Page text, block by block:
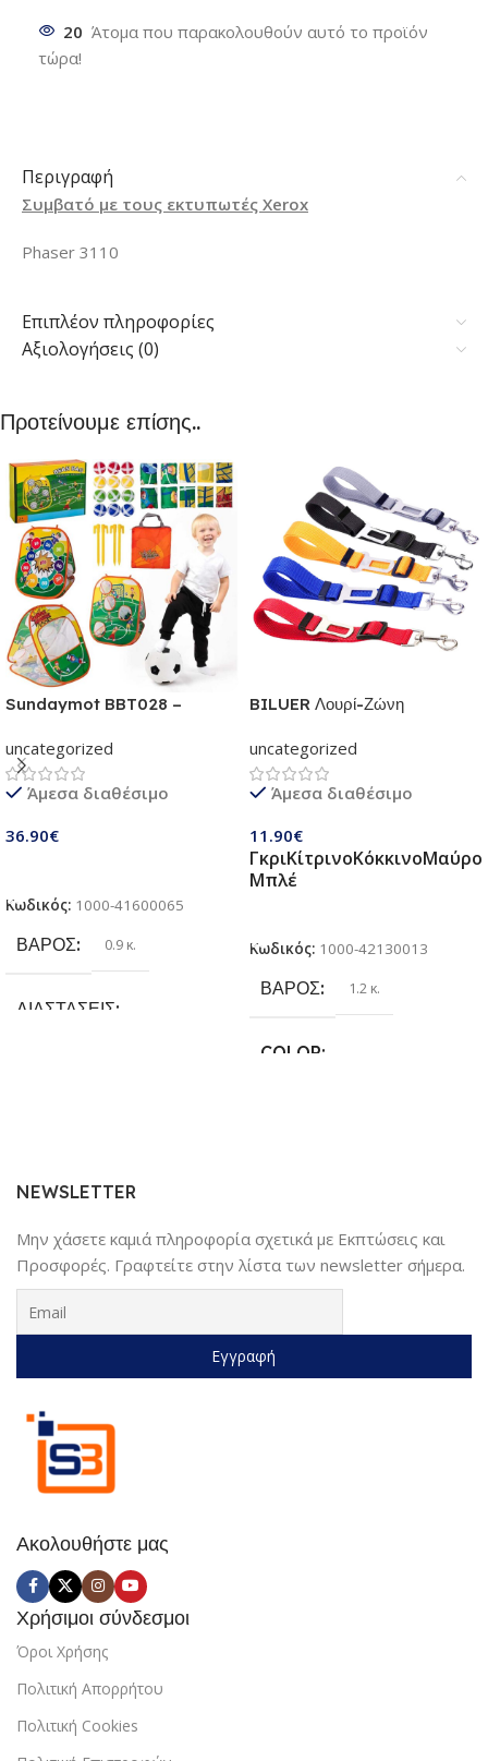
20 Άτομα που παρακολουθούν αυτό το προϊόν
τώρα!
Περιγραφή
Συμβατό με τους εκτυπωτές Xerox
Phaser 3110
Επιπλέον πληροφορίες
Αξιολογήσεις (0)
Προτείνουμε επίσης..
Sundaymot BBT028 –
εσωτερικού χώρου για παιδιά |
Παιχνίδι δραστηριότητας για
παιδιά 3 σε 1 | Σετ πτυσσόμενα
τσάντα φασολιών,
για παιδιά 3 + ετών
uncategorized
Άμεσα διαθέσιμο
36.90€
Κωδικός: 1000-41600065
ΒΆΡΟΣ 0.9 κ.
ΔΙΑΣΤΆΣΕΙΣ
Sundaymot
BILUER Λουρί-Ζώνη
για Σκύλους και Γάτες | Με
ελαστικό ιμάντα Ρυθμιζόμενος |
Κάνει για όλες τις Ράτσες
uncategorized
Άμεσα διαθέσιμο
11.90€
ΓκριΚίτρινοΚόκκινοΜαύρο
Μπλέ
Κωδικός: 1000-42130013
ΒΆΡΟΣ 1.2 κ.
COLOR
Ακολουθήστε μας
Χρήσιμοι σύνδεσμοι
Όροι Χρήσης
Πολιτική Απορρήτου
Πολιτική Cookies
NEWSLETTER
Μην χάσετε καμιά πληροφορία σχετικά με Εκπτώσεις και
Προσφορές. Γραφτείτε στην λίστα των newsletter σήμερα.